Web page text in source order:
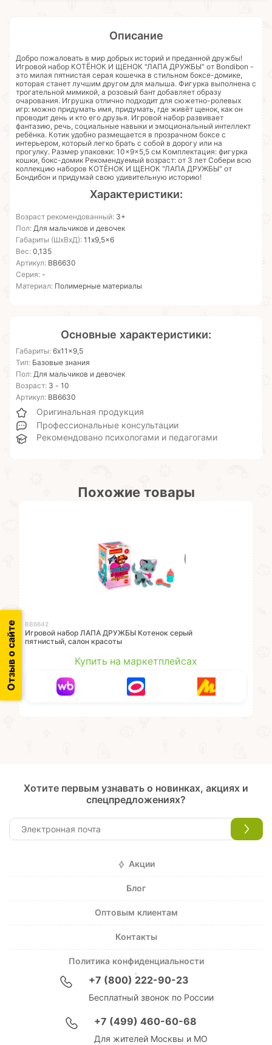
Описание
Добро пожаловать в мир добрых историй и преданной дружбы!
Игровой набор КОТЁНОК И ЩЕНОК "ЛАПА ДРУЖБЫ" от Bondibon -
это милая пятнистая серая кошечка в стильном боксе-домике,
которая станет лучшим другом для малыша. Фигурка выполнена с
трогательной мимикой, а розовый бант добавляет образу
очарования. Игрушка отлично подходит для сюжетно-ролевых
игр: можно придумать имя, придумать, где живёт щенок, как он
проводит день и кто его друзья. Игровой набор развивает
фантазию, речь, социальные навыки и эмоциональный интеллект
ребёнка. Котик удобно размещается в прозрачном боксе с
интерьером, который легко брать с собой в дорогу или на
прогулку. Размер упаковки: 10×9×5,5 см Комплектация: фигурка
кошки, бокс-домик Рекомендуемый возраст: от 3 лет Собери всю
коллекцию наборов КОТЁНОК И ЩЕНОК "ЛАПА ДРУЖБЫ" от
Бондибон и придумай свою удивительную историю!
Характеристики:
Возраст рекомендованный: 3+
Пол: Для мальчиков и девочек
Габариты (ШхВхД): 11x9,5x6
Вес: 0,135
Артикул: ВВ6630
Серия: -
Материал: Полимерные материалы
Основные характеристики:
Габариты: 6x11x9,5
Тип: Базовые знания
Пол: Для мальчиков и девочек
Возраст: 3 - 10
Артикул: ВВ6630
Оригинальная продукция
Профессиональные консультации
Рекомендовано психологами и педагогами
Похожие товары
ВВ6642
Игровой набор ЛАПА ДРУЖБЫ Котенок серый
пятнистый, салон красоты
Купить на маркетплейсах
Отзыв о сайте
Хотите первым узнавать о новинках, акциях и
спецпредложениях?
Акции
Блог
Оптовым клиентам
Контакты
Политика конфиденциальности
+7 (800) 222-90-23
Бесплатный звонок по России
+7 (499) 460-60-68
Для жителей Москвы и МО